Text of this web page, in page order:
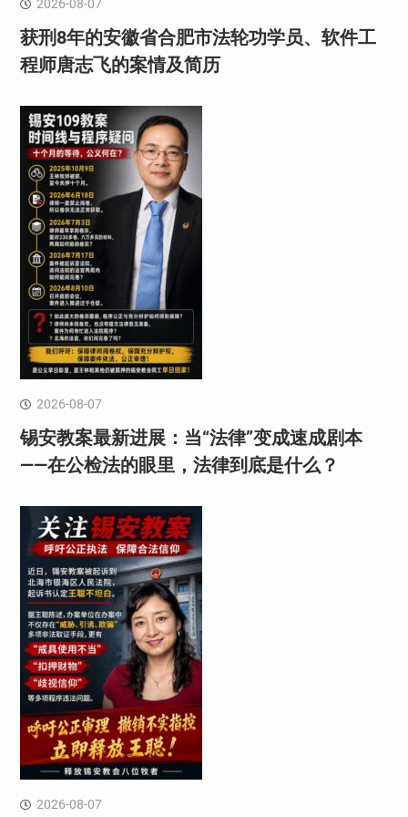
2026-08-07
获刑8年的安徽省合肥市法轮功学员、软件工
程师唐志飞的案情及简历
2026-08-07
锡安教案最新进展：当“法律”变成速成剧本
——在公检法的眼里，法律到底是什么？
2026-08-07